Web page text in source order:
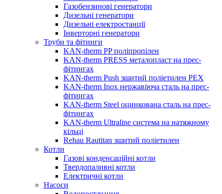
Газобензинові генератори
Дизельні генератори
Дизельні електростанції
Інверторні генератори
Труби та фітинги
KAN-therm PP поліпропілен
KAN-therm PRESS металопласт на прес-
фітингах
KAN-therm Push зшитий поліетилен PEX
KAN-therm Inox нержавіюча сталь на прес-
фітингах
KAN-therm Steel оцинкована сталь на прес-
фітингах
KAN-therm Ultraline система на натяжному
кільці
Rehau Rautitan зшитий поліетилен
Котли
Газові конденсаційні котли
Твердопаливні котли
Електричні котли
Насоси